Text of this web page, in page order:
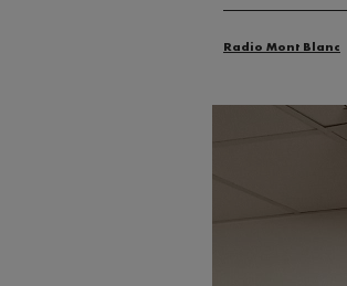
Radio Mont Blanc